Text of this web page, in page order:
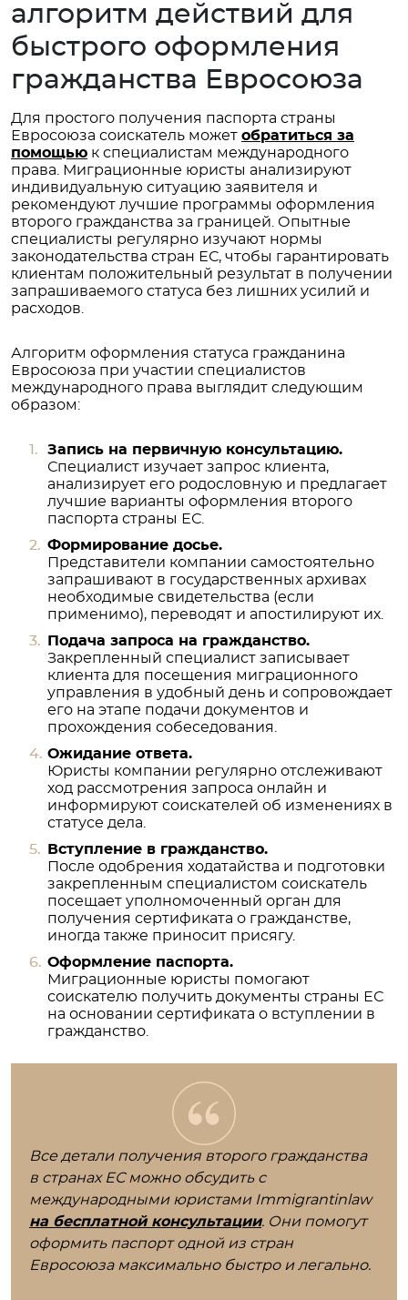
алгоритм действий для
быстрого оформления
гражданства Евросоюза
Для простого получения паспорта страны
Евросоюза соискатель может обратиться за
помощью к специалистам международного
права. Миграционные юристы анализируют
индивидуальную ситуацию заявителя и
рекомендуют лучшие программы оформления
второго гражданства за границей. Опытные
специалисты регулярно изучают нормы
законодательства стран ЕС, чтобы гарантировать
клиентам положительный результат в получении
запрашиваемого статуса без лишних усилий и
расходов.
Алгоритм оформления статуса гражданина
Евросоюза при участии специалистов
международного права выглядит следующим
образом:
Запись на первичную консультацию.
Специалист изучает запрос клиента,
анализирует его родословную и предлагает
лучшие варианты оформления второго
паспорта страны ЕС.
Формирование досье.
Представители компании самостоятельно
запрашивают в государственных архивах
необходимые свидетельства (если
применимо), переводят и апостилируют их.
Подача запроса на гражданство.
Закрепленный специалист записывает
клиента для посещения миграционного
управления в удобный день и сопровождает
его на этапе подачи документов и
прохождения собеседования.
Ожидание ответа.
Юристы компании регулярно отслеживают
ход рассмотрения запроса онлайн и
информируют соискателей об изменениях в
статусе дела.
Вступление в гражданство.
После одобрения ходатайства и подготовки
закрепленным специалистом соискатель
посещает уполномоченный орган для
получения сертификата о гражданстве,
иногда также приносит присягу.
Оформление паспорта.
Миграционные юристы помогают
соискателю получить документы страны ЕС
на основании сертификата о вступлении в
гражданство.
Все детали получения второго гражданства
в странах ЕС можно обсудить с
международными юристами Immigrantinlaw
на бесплатной консультации. Они помогут
оформить паспорт одной из стран
Евросоюза максимально быстро и легально.